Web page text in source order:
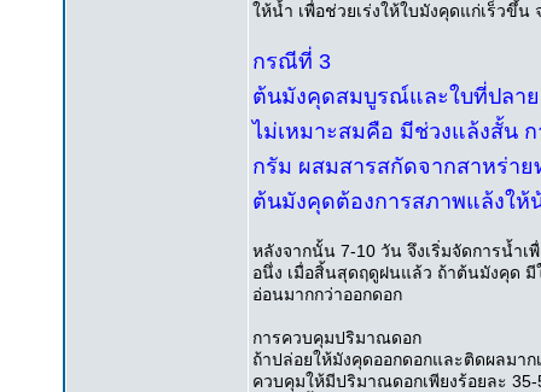
ให้น้ำ เพื่อช่วยเร่งให้ใบมังคุดแก่เร็วขึ้
กรณีที่ 3
ต้นมังคุดสมบูรณ์และใบที่ปลา
ไม่เหมาะสมคือ มีช่วงแล้งสั้น
กรัม ผสมสารสกัดจากสาหร่าย
ต้นมังคุดต้องการสภาพแล้งให้
หลังจากนั้น 7-10 วัน จึงเริ่มจัดการน้ำ
อนึ่ง เมื่อสิ้นสุดฤดูฝนแล้ว ถ้าต้นมังคุด
อ่อนมากกว่าออกดอก
การควบคุมปริมาณดอก
ถ้าปล่อยให้มังคุดออกดอกและติดผลมา
ควบคุมให้มีปริมาณดอกเพียงร้อยละ